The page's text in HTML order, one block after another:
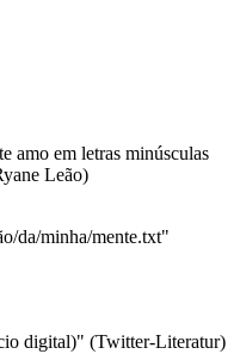
amo em letras minúsculas
Leão)
da/minha/mente.txt"
digital)" (Twitter-Literatur)